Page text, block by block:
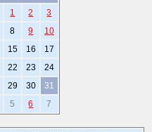
1 2
3
8 9
10
15 16
17
22 23
24
29 30
31
5 6 7